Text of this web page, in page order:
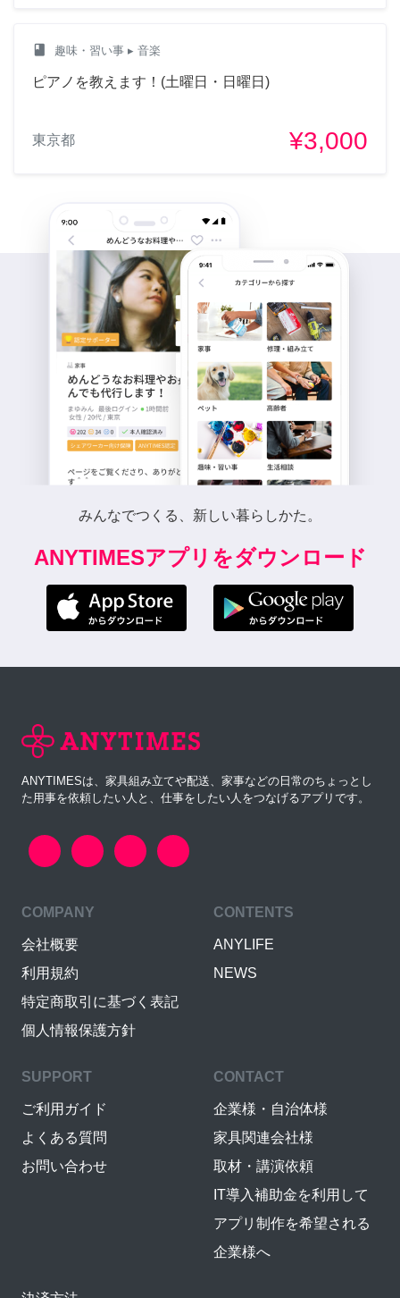
class 趣味・習い事 ▸ 音楽
ピアノを教えます！(土曜日・日曜日)
東京都 ¥3,000
みんなでつくる、新しい暮らしかた。
ANYTIMESアプリをダウンロード
ANYTIMESは、家具組み立てや配送、家事などの日常のちょっとし
た用事を依頼したい人と、仕事をしたい人をつなげるアプリです。
COMPANY
会社概要
利用規約
特定商取引に基づく表記
個人情報保護方針
CONTENTS
ANYLIFE
NEWS
SUPPORT
ご利用ガイド
よくある質問
お問い合わせ
CONTACT
企業様・自治体様
家具関連会社様
取材・講演依頼
IT導入補助金を利用して
アプリ制作を希望される
企業様へ